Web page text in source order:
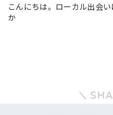
こんにちは。ローカル出会
か